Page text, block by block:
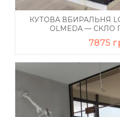
КУТОВА ВБИРАЛЬНЯ
OLMEDA — СКЛО
7875